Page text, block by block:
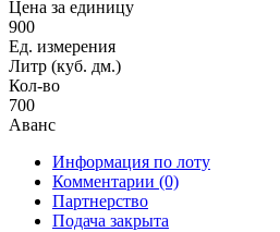
Цена за единицу
900
Ед. измерения
Литр (куб. дм.)
Кол-во
700
Аванс
Информация по лоту
Комментарии (0)
Партнерство
Подача закрыта